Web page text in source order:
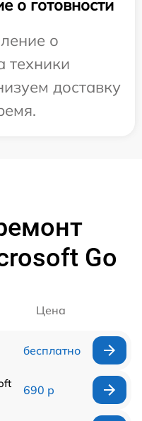
о готовности
о
техники
доставку
Go
Цена
бесплатно
690 р